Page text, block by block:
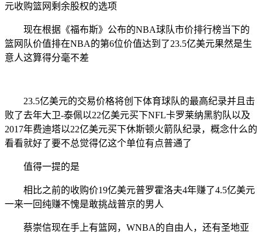
元收购篮网剩余股权的选项
现在根据《福布斯》公布的NBA球队市价排行榜当下的
篮网队价值排在NBA的第6位价值达到了23.5亿美元果然是生
意人这算得分毫不差
23.5亿美元的交易价格将创下体育球队的最高纪录并且击
败了去年大卫-泰佩以22亿美元买下NFL卡罗莱纳黑豹队以及
2017年费迪塔以22亿美元买下休斯顿火箭队纪录，概念什么的
看看就好了要不总觉得亿这个单位有点普通了
值得一提的是
相比之前的收购价19亿美元普罗霍洛夫4年赚了4.5亿美元
一来一回纯赚不愧是敢挑战普京的男人
蔡崇信现在手上有篮网，WNBA的自由人，还有圣地亚